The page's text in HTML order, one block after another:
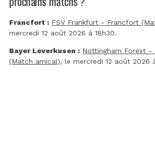
Francfort : FSV Frankfurt - Francfort
mercredi 12 août 2026 à 18h30.
Bayer Leverkusen : Nottingham Forest -
(Match amical), le mercredi 12 août 2026